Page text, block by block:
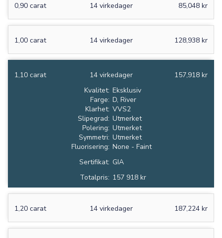
0,90 carat 85,048 kr
14 virkedager
1,00 carat 128,938 kr
14 virkedager
1,10 carat 157,918 kr
14 virkedager
Kvalitet: Eksklusiv
Farge: D, River
Klarhet: VVS2
Slipegrad: Utmerket
Polering: Utmerket
Symmetri: Utmerket
Fluorisering: None - Faint
Sertifikat: GIA
Totalpris: 157 918 kr
1,20 carat 187,224 kr
14 virkedager